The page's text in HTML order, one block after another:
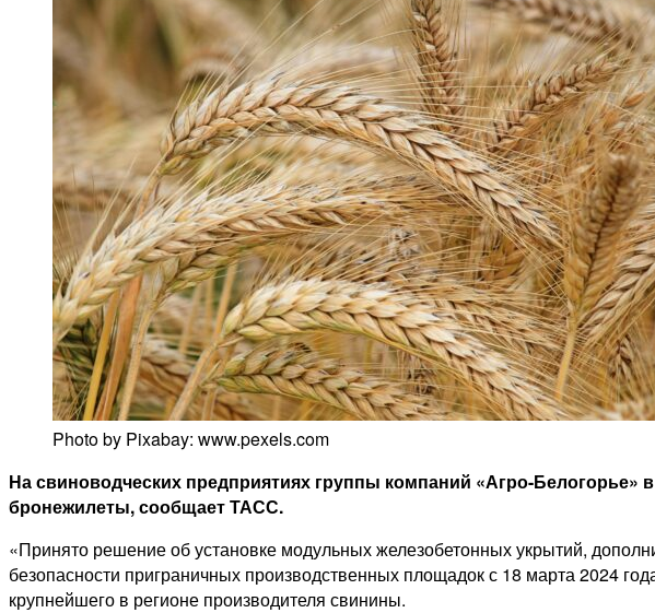
Photo by Pixabay: www.pexels.com
На свиноводческих предприятиях группы компаний «Агро-Белогорье»
бронежилеты, сообщает ТАСС.
«Принято решение об установке модульных железобетонных укрытий,
безопасности приграничных производственных площадок с 18 марта 2024
крупнейшего в регионе производителя свинины.